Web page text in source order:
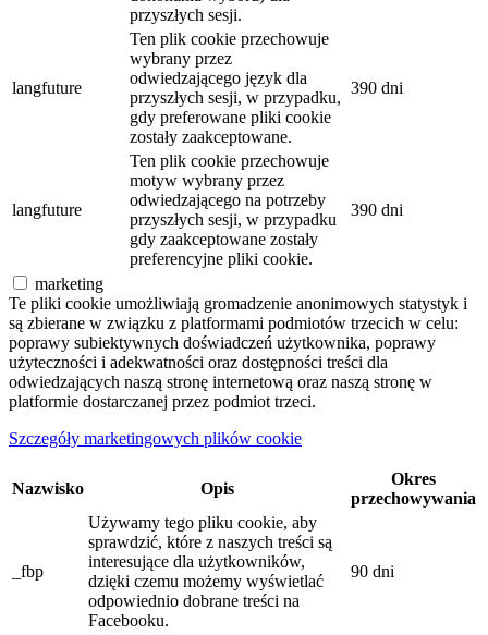
przyszłych sesji.
langfuture
Ten plik cookie przechowuje
wybrany przez
odwiedzającego język dla
przyszłych sesji, w przypadku,
gdy preferowane pliki cookie
zostały zaakceptowane.
390 dni
langfuture
Ten plik cookie przechowuje
motyw wybrany przez
odwiedzającego na potrzeby
przyszłych sesji, w przypadku
gdy zaakceptowane zostały
preferencyjne pliki cookie.
390 dni
marketing
Te pliki cookie umożliwiają gromadzenie anonimowych statystyk i
są zbierane w związku z platformami podmiotów trzecich w celu:
poprawy subiektywnych doświadczeń użytkownika, poprawy
użyteczności i adekwatności oraz dostępności treści dla
odwiedzających naszą stronę internetową oraz naszą stronę w
platformie dostarczanej przez podmiot trzeci.
Szczegóły marketingowych plików cookie
Nazwisko Opis
Okres
przechowywania
_fbp
Używamy tego pliku cookie, aby
sprawdzić, które z naszych treści są
interesujące dla użytkowników,
dzięki czemu możemy wyświetlać
odpowiednio dobrane treści na
Facebooku.
90 dni